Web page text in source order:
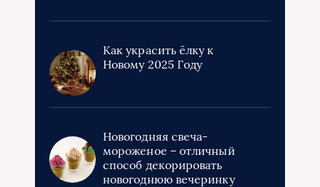
Как украсить ёлку к
Новому 2025 Году
Новогодняя свеча-
мороженое – отличный
способ декорировать
новогоднюю вечеринку